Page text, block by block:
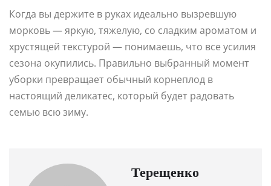
Когда вы держите в руках идеально вызревшую
морковь — яркую, тяжелую, со сладким ароматом и
хрустящей текстурой — понимаешь, что все усилия
сезона окупились. Правильно выбранный момент
уборки превращает обычный корнеплод в
настоящий деликатес, который будет радовать
семью всю зиму.
Терещенко